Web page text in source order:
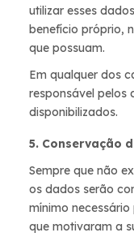
utilizar esses
benefício próprio,
que possuam.
Em qualquer dos
responsável pelos
disponibilizados.
5. Conservação
Sempre que não
os dados serão
mínimo
que motivaram a